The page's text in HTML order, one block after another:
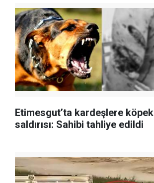
Etimesgut’ta kardeşlere köpek
saldırısı: Sahibi tahliye edildi